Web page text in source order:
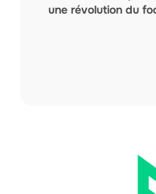
une révolution du